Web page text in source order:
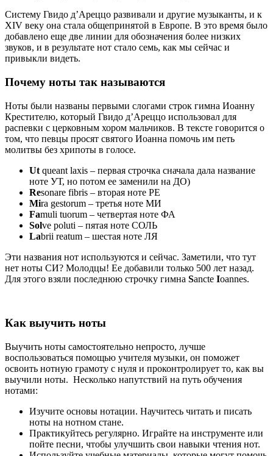
Систему Гвидо д’Ареццо развивали и другие музыканты, и к
XIV веку она стала общепринятой в Европе. В это время было
добавлено еще две линии для обозначения более низких
звуков, и в результате нот стало семь, как мы сейчас и
привыкли видеть.
Почему ноты так называются
Ноты были названы первыми слогами строк гимна Иоанну
Крестителю, который Гвидо д’Ареццо использовал для
распевки с церковным хором мальчиков. В тексте говорится о
том, что певцы просят святого Иоанна помочь им петь
молитвы без хрипоты в голосе.
Ut queant laxis – первая строчка сначала дала название
ноте УТ, но потом ее заменили на ДО)
Resonare fibris – вторая ноте РЕ
Mira gestorum – третья ноте МИ
Famuli tuorum – четвертая ноте ФА
Solve poluti – пятая ноте СОЛЬ
Labrii reatum – шестая ноте ЛЯ
Эти названия нот используются и сейчас. Заметили, что тут
нет ноты СИ? Молодцы! Ее добавили только 500 лет назад.
Для этого взяли последнюю строчку гимна Sancte Ioannes.
Как выучить ноты
Выучить ноты самостоятельно непросто, лучше
воспользоваться помощью учителя музыки, он поможет
освоить нотную грамоту с нуля и проконтролирует то, как вы
выучили ноты. Несколько напутствий на путь обучения
нотами:
Изучите основы нотации. Научитесь читать и писать
ноты на нотном стане.
Практикуйтесь регулярно. Играйте на инструменте или
пойте песни, чтобы улучшить свои навыки чтения нот.